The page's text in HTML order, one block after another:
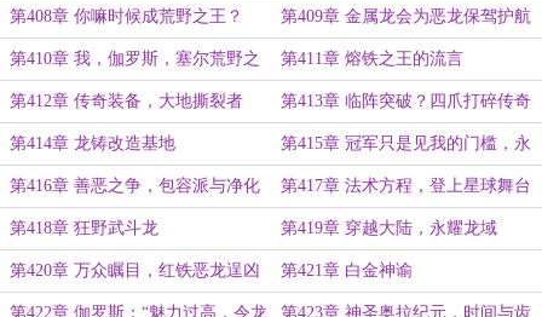
龙域冠军？
第408章 你嘛时候成荒野之王？ 第409章 金属龙会为恶龙保驾护航
吗？
第410章 我，伽罗斯，塞尔荒野之
王，伊格纳斯皇帝
第411章 熔铁之王的流言
第412章 传奇装备，大地撕裂者 第413章 临阵突破？四爪打碎传奇
梦！
第414章 龙铸改造基地 第415章 冠军只是见我的门槛，永
耀龙域
第416章 善恶之争，包容派与净化
派
第417章 法术方程，登上星球舞台
（求月票！）
第418章 狂野武斗龙 第419章 穿越大陆，永耀龙域
第420章 万众瞩目，红铁恶龙逞凶
威（超大章，求月票）
第421章 白金神谕
第422章 伽罗斯：“魅力过高，令龙 第423章 神圣奥拉纪元，时间与齿